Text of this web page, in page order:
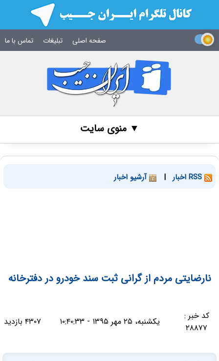
صفحه اصلی تبلیغات تماس با ما
▼ منوی سایت
| آرشیو اخبار
نارضایتی مردم از گرانی ثبت سند خودرو در دفترخانه
کد خبر :
۲۸۸۷۷
یکشنبه، ۲۵ مهر ۱۳۹۵ - ۱۰:۴۰:۳۳ ۴۳۰۷ بازدید